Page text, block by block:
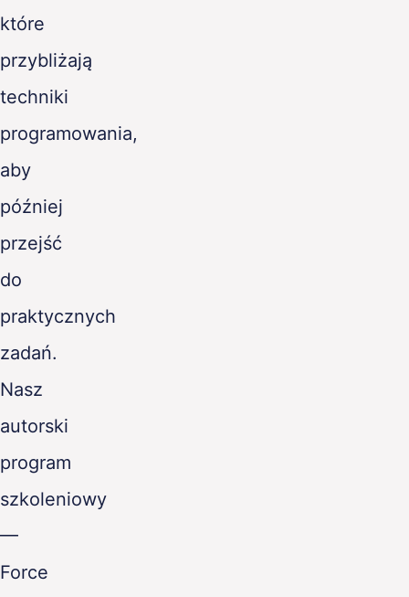
które
przybliżają
techniki
programowania,
aby
później
przejść
do
praktycznych
zadań.
Nasz
autorski
program
szkoleniowy
—
Force